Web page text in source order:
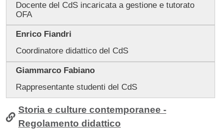
Docente del CdS incaricata a gestione e tutorato
OFA
Enrico Fiandri
Coordinatore didattico del CdS
Giammarco Fabiano
Rappresentante studenti del CdS
Storia e culture contemporanee -
Regolamento didattico